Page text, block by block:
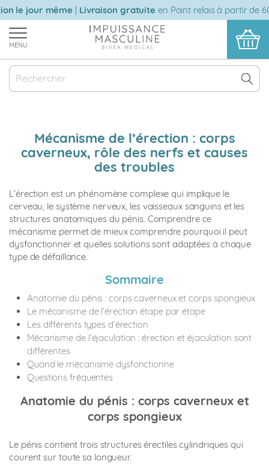
Aller
au
contenu
le jour même|Livraison gratuiteen Point relais à partir de 60
MENU
Mécanisme de l’érection : corps
caverneux, rôle des nerfs et causes
des troubles
L’érection est un phénomène complexe qui implique le
cerveau, le système nerveux, les vaisseaux sanguins et les
structures anatomiques du pénis. Comprendre ce
mécanisme permet de mieux comprendre pourquoi il peut
dysfonctionner et quelles solutions sont adaptées à chaque
type de défaillance.
Sommaire
Anatomie du pénis : corps caverneux et corps spongieux
Le mécanisme de l’érection étape par étape
Les différents types d’érection
Mécanisme de l’éjaculation : érection et éjaculation sont
différentes
Quand le mécanisme dysfonctionne
Questions fréquentes
Anatomie du pénis : corps caverneux et
corps spongieux
Le pénis contient trois structures érectiles cylindriques qui
courent sur toute sa longueur.